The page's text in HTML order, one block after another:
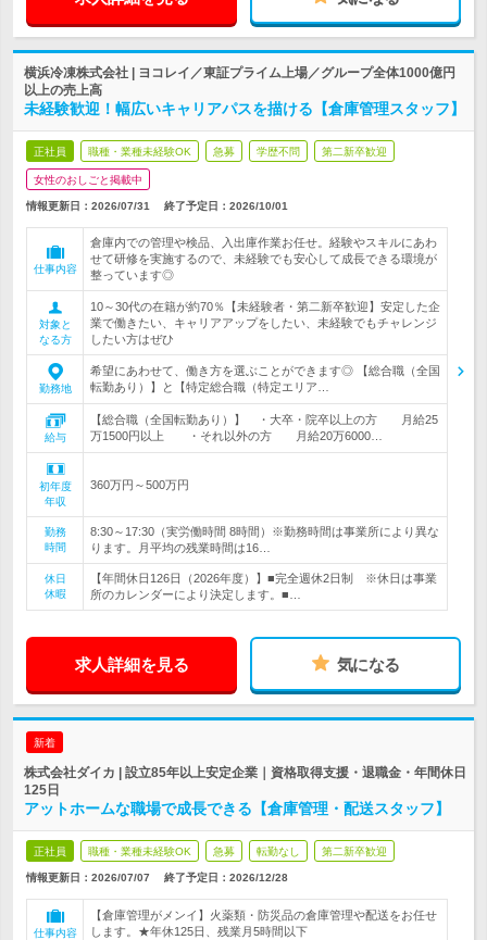
横浜冷凍株式会社 | ヨコレイ／東証プライム上場／グループ全体1000億円
以上の売上高
未経験歓迎！幅広いキャリアパスを描ける【倉庫管理スタッフ】
正社員 職種・業種未経験OK 急募 学歴不問 第二新卒歓迎
女性のおしごと掲載中
情報更新日：2026/07/31 終了予定日： 2026/10/01
仕事内容
倉庫内での管理や検品、入出庫作業お任せ。経験やスキルにあわ
せて研修を実施するので、未経験でも安心して成長できる環境が
整っています◎
対象と
なる方
10～30代の在籍が約70％【未経験者・第二新卒歓迎】安定した企
業で働きたい、キャリアアップをしたい、未経験でもチャレンジ
したい方はぜひ
勤務地
希望にあわせて、働き方を選ぶことができます◎ 【総合職（全国
転勤あり）】と【特定総合職（特定エリア…
給与
【総合職（全国転勤あり）】 ・大卒・院卒以上の方 月給25
万1500円以上 ・それ以外の方 月給20万6000…
初年度
年収
360万円～500万円
勤務
時間
8:30～17:30（実労働時間 8時間）※勤務時間は事業所により異な
ります。月平均の残業時間は16…
休日
休暇
【年間休日126日（2026年度）】■完全週休2日制 ※休日は事業
所のカレンダーにより決定します。■…
求人詳細を見る 気になる
新着
株式会社ダイカ | 設立85年以上安定企業｜資格取得支援・退職金・年間休日
125日
アットホームな職場で成長できる【倉庫管理・配送スタッフ】
正社員 職種・業種未経験OK 急募 転勤なし 第二新卒歓迎
情報更新日：2026/07/07 終了予定日： 2026/12/28
仕事内容
【倉庫管理がメンイ】火薬類・防災品の倉庫管理や配送をお任せ
します。★年休125日、残業月5時間以下